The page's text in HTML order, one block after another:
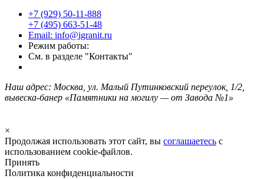
+7 (929) 50-11-888
+7 (495) 663-51-48
Email: info@igranit.ru
Режим работы:
См. в разделе "Контакты"
Наш адрес: Москва, ул. Малый Путинковский переулок, 1/2,
вывеска-банер «Памятники на могилу — от Завода №1»
×
Продолжая использовать этот сайт, вы соглашаетесь с
использованием cookie-файлов.
Принять
Политика конфиденциальности